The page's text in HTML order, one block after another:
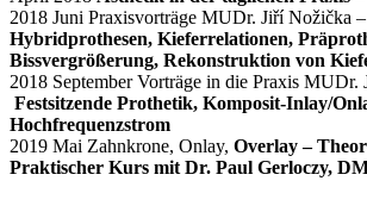
2018 Juni Praxisvorträge MUDr. Jiří Nožička –
Hybridprothesen, Kieferrelationen,
Bissvergrößerung, Rekonstruktion von
2018 September Vorträge in die Praxis
Festsitzende Prothetik, Komposit-Inlay/
Hochfrequenzstrom
2019 Mai Zahnkrone, Onlay, Overlay –
Praktischer Kurs mit Dr. Paul Gerloczy,